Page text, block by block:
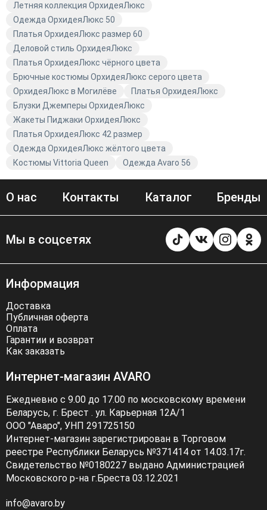
Летняя коллекция ОрхидеяЛюкс
Одежда ОрхидеяЛюкс 50
Платья ОрхидеяЛюкс размер 60
Деловой стиль ОрхидеяЛюкс
Платья ОрхидеяЛюкс чёрного цвета
Брючные костюмы ОрхидеяЛюкс серого цвета
ОрхидеяЛюкс в Могилёве
Платья ОрхидеяЛюкс
Блузки Джемперы ОрхидеяЛюкс
Жакеты Пиджаки ОрхидеяЛюкс
Платья ОрхидеяЛюкс 42 размер
Одежда ОрхидеяЛюкс жёлтого цвета
Костюмы Vittoria Queen
Одежда Avaro 56
О нас Контакты Каталог Бренды
Мы в соцсетях
Информация
Доставка
Публичная оферта
Оплата
Гарантии и возврат
Как заказать
Интернет-магазин AVARO
Ежедневно с 9.00 до 17.00 по московскому времени
Беларусь, г. Брест . ул. Карьерная 12А/1
ООО "Аваро", УНП 291725150
Интернет-магазин зарегистрирован в Торговом
реестре Республики Беларусь №371414 от 14.03.17г.
Свидетельство №0180227 выдано Администрацией
Московского р-на г.Бреста 03.12.2021
info@avaro.by